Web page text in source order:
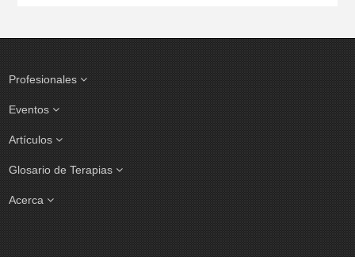
Profesionales
Eventos
Artículos
Glosario de Terapias
Acerca